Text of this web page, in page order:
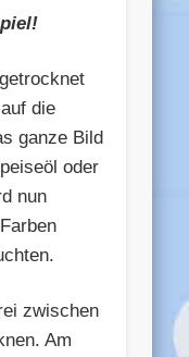
die
ganze Bild
oder
nun
zwischen
Am